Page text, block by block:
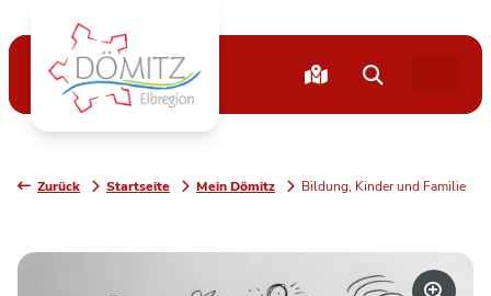
Zurück Startseite Mein Dömitz Bildung, Kinder und Familie